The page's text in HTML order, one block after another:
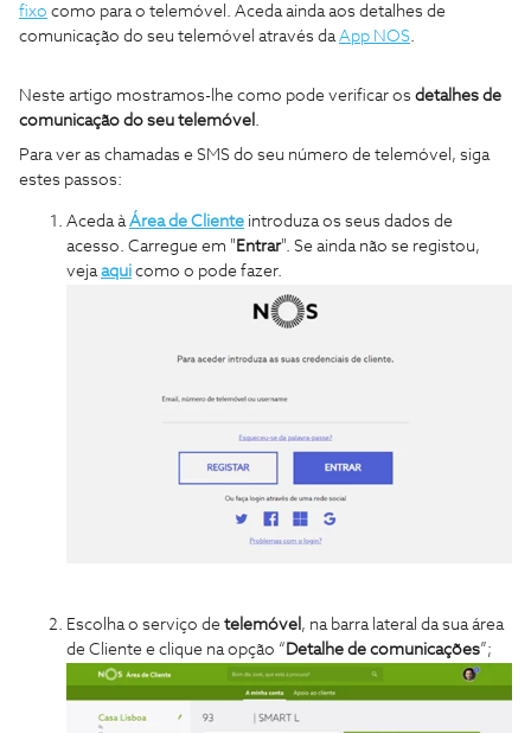
fixo como para o telemóvel. Aceda ainda aos detalhes de
comunicação do seu telemóvel através daApp NOS.
Neste artigo mostramos-lhe como pode verificar os detalhes de
comunicação do seu telemóvel .
Para ver as chamadas e SMS do seu número de telemóvel, siga
estes passos:
Aceda àÁrea de Cliente introduza os seus dados de
acesso. Carregue em " Entrar". Se ainda não se registou,
vejaaqui como o pode fazer.
Escolha o serviço de telemóvel , na barra lateral da sua área
de Cliente e clique na opção “ Detalhe de comunicações”;